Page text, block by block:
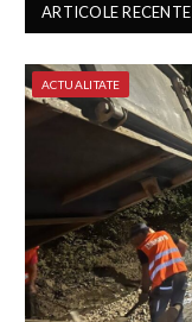
ARTICOLE RECENTE
ACTUALITATE